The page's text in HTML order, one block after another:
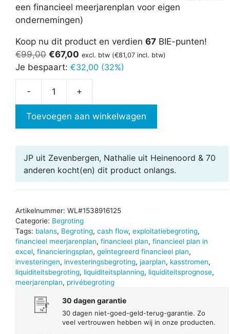
een financieel meerjarenplan voor eigen
ondernemingen)
Koop nu dit product en verdien 67 BIE-punten!
€99,00 Oorspronkelijke
prijs
was:
€99,00.
€67,00 Huidige
prijs
is:
€67,00.
excl. btw (€81,07 incl. btw)
Je bespaart: €32,00 (32%)
-
3.0
+
Toevoegen aan winkelwagen
JP uit Zevenbergen, Nathalie uit Heinenoord & 70
anderen kocht(en) dit product onlangs.
Artikelnummer: WL#1538916125
Categorie: Begroting
Tags: balans, Begroting, cash flow, exploitatiebegroting,
financieel meerjarenplan, financieel plan, financieel plan in
excel, financieringsplan, geïntegreerd financieel plan,
investeringen, investeringsbegroting, jaarplan, kasstromen,
liquiditeitsbegroting, liquiditeitsplanning, liquiditeitsprognose,
meerjarenplan, privébegroting
30 dagen garantie
30 dagen niet-goed-geld-terug-garantie. Zo
veel vertrouwen hebben wij in onze producten.